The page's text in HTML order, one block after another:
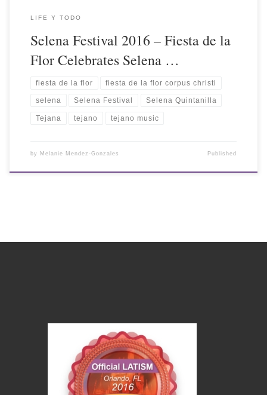
LIFE Y TODO
Selena Festival 2016 – Fiesta de la
Flor Celebrates Selena …
fiesta de la flor fiesta de la flor corpus christi
selena Selena Festival Selena Quintanilla
Tejana tejano tejano music
by Melanie Mendez-Gonzales Published